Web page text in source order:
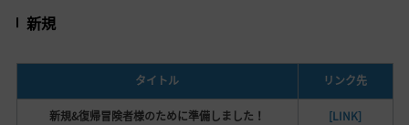
新規
タイトル リンク先
新規&復帰冒険者様のために準備しました！ [LINK]